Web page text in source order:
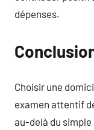
dépenses.
Choisir une
examen attentif
au-delà du